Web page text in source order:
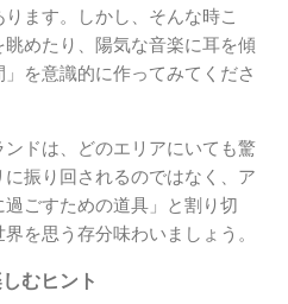
ます。しかし、そんな時こ
めたり、陽気な音楽に耳を傾
を意識的に作ってみてくださ
ドは、どのエリアにいても驚
振り回されるのではなく、ア
ごすための道具」と割り切
を思う存分味わいましょう。
むヒント